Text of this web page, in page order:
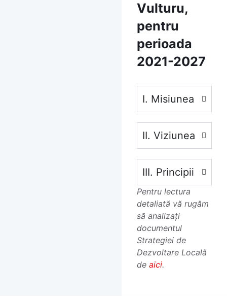
Vulturu,
pentru
perioada
2021-2027
I. Misiunea
II. Viziunea
III. Principii
Pentru lectura
detaliată vă rugăm
să analizați
documentul
Strategiei de
Dezvoltare Locală
deaici.